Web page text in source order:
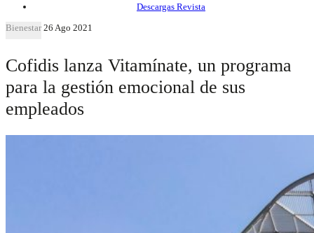
Descargas Revista
Bienestar 26 Ago 2021
Cofidis lanza Vitamínate, un programa
para la gestión emocional de sus
empleados